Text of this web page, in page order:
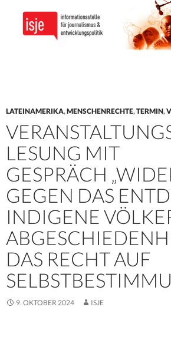
LATEINAMERIKA,MENSCHENRECHTE,TERMIN,
LESUNG MIT
GESPRÄCH
GEGEN DAS
INDIGENE
DAS RECHT AUF
9. OKTOBER 2024 ISJE